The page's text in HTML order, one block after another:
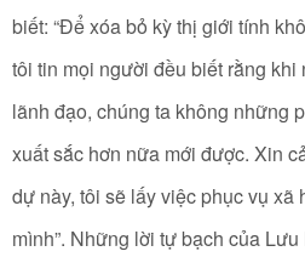
biết: “Để xóa bỏ kỳ thị giới tính
tôi tin mọi người đều biết rằng
lãnh đạo, chúng ta không những
xuất sắc hơn nữa mới được. Xin
dự này, tôi sẽ lấy việc phục vụ xã
mình”. Những lời tự bạch của